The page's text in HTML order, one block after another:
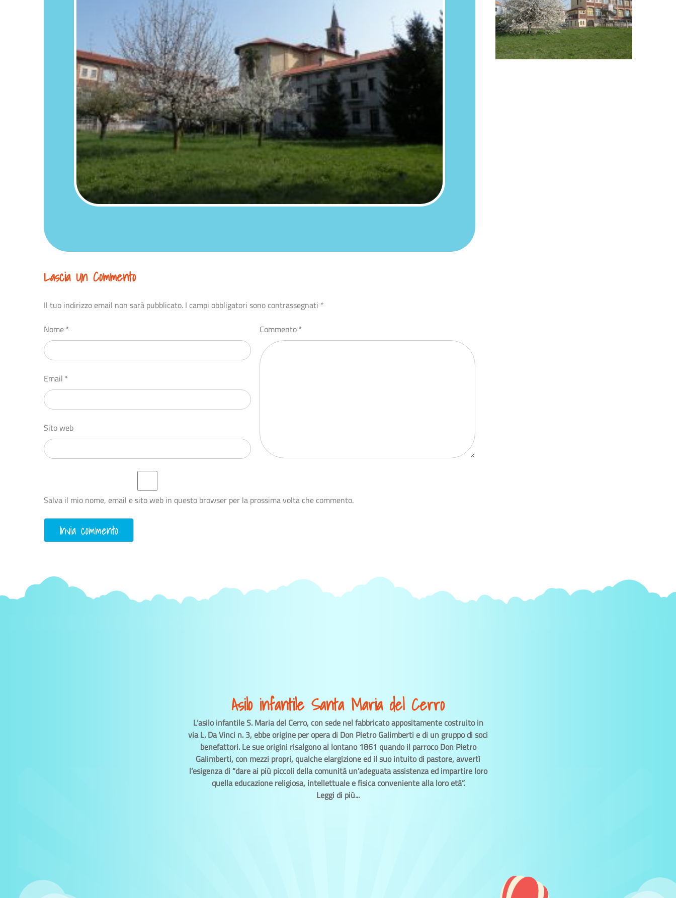
Lascia Un Commento
Il tuo indirizzo email non sarà pubblicato. I campi obbligatori sono contrassegnati *
Commento *
Nome *
Email *
Sito web
Salva il mio nome, email e sito web in questo browser per la prossima volta che commento.
Asilo infantile Santa Maria del Cerro
L’asilo infantile S. Maria del Cerro, con sede nel fabbricato appositamente costruito in
via L. Da Vinci n. 3, ebbe origine per opera di Don Pietro Galimberti e di un gruppo di soci
benefattori. Le sue origini risalgono al lontano 1861 quando il parroco Don Pietro
Galimberti, con mezzi propri, qualche elargizione ed il suo intuito di pastore, avvertì
l’esigenza di “dare ai più piccoli della comunità un’adeguata assistenza ed impartire loro
quella educazione religiosa, intellettuale e fisica conveniente alla loro età”.
Leggi di più...